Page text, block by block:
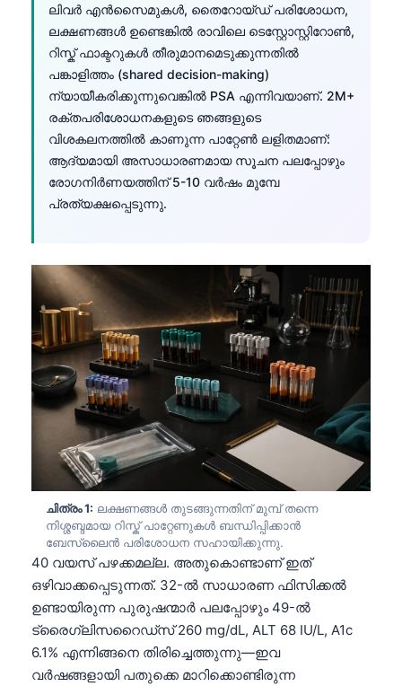
ലിവർ എൻസൈമുകൾ, തൈറോയ്ഡ് പരിശോധന,
ലക്ഷണങ്ങൾ ഉണ്ടെങ്കിൽ രാവിലെ ടെസ്റ്റോസ്റ്റിറോൺ,
റിസ്ക് ഫാക്ടറുകൾ തീരുമാനമെടുക്കുന്നതിൽ
പങ്കാളിത്തം (shared decision-making)
ന്യായീകരിക്കുന്നുവെങ്കിൽ PSA എന്നിവയാണ്. 2M+
രക്തപരിശോധനകളുടെ ഞങ്ങളുടെ
വിശകലനത്തിൽ കാണുന്ന പാറ്റേൺ ലളിതമാണ്:
ആദ്യമായി അസാധാരണമായ സൂചന പലപ്പോഴും
രോഗനിർണയത്തിന് 5-10 വർഷം മുമ്പേ
പ്രത്യക്ഷപ്പെടുന്നു.
ചിത്രം 1: ലക്ഷണങ്ങൾ തുടങ്ങുന്നതിന് മുമ്പ് തന്നെ
നിശ്ശബ്ദമായ റിസ്ക് പാറ്റേണുകൾ ബന്ധിപ്പിക്കാൻ
ബേസ്ലൈൻ പരിശോധന സഹായിക്കുന്നു.
40 വയസ് പഴക്കമല്ല. അതുകൊണ്ടാണ് ഇത്
ഒഴിവാക്കപ്പെടുന്നത്. 32-ൽ സാധാരണ ഫിസിക്കൽ
ഉണ്ടായിരുന്ന പുരുഷന്മാർ പലപ്പോഴും 49-ൽ
ട്രൈഗ്ലിസറൈഡ്സ് 260 mg/dL, ALT 68 IU/L, A1c
6.1% എന്നിങ്ങനെ തിരിച്ചെത്തുന്നു—ഇവ
വർഷങ്ങളായി പതുക്കെ മാറിക്കൊണ്ടിരുന്ന